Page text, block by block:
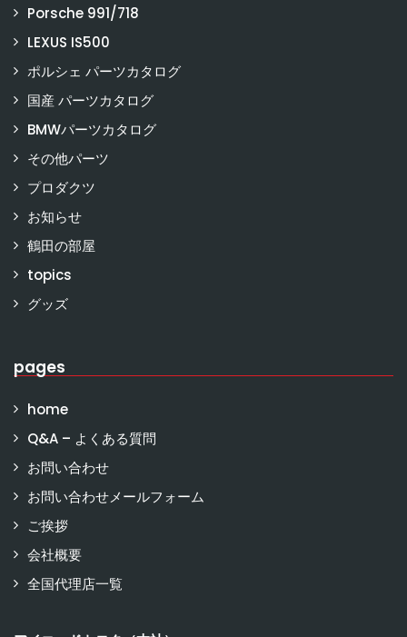
Porsche 991/718
LEXUS IS500
ポルシェ パーツカタログ
国産 パーツカタログ
BMWパーツカタログ
その他パーツ
プロダクツ
お知らせ
鶴田の部屋
topics
グッズ
pages
home
Q&A – よくある質問
お問い合わせ
お問い合わせメールフォーム
ご挨拶
会社概要
全国代理店一覧